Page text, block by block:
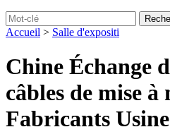
Accueil > Salle d'expositi
Chine Échange
câbles de mise à
Fabricants